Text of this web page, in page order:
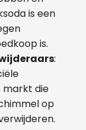
is een
is.
:
markt die
op